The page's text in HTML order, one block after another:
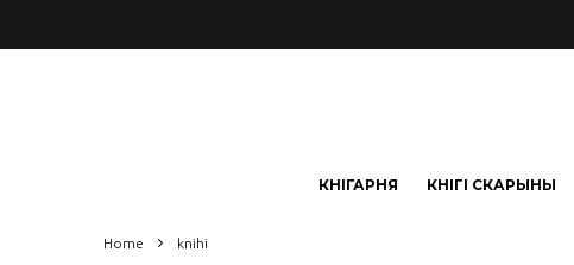
КНІГАРНЯ КНІГІ СКАРЫНЫ
Home knihi